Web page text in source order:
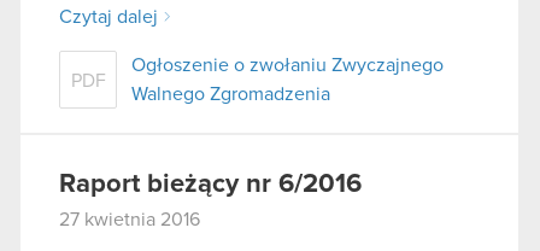
Czytaj dalej
PDF
Ogłoszenie o zwołaniu Zwyczajnego
Walnego Zgromadzenia
Raport bieżący nr 6/2016
27 kwietnia 2016